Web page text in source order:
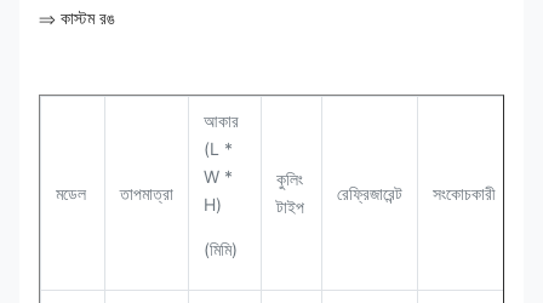
⇒ কাস্টম রঙ
মডেল তাপমাত্রা
আকার
(L *
W *
H)
(মিমি)
কুলিং
টাইপ
রেফ্রিজারেন্ট সংকোচকারী